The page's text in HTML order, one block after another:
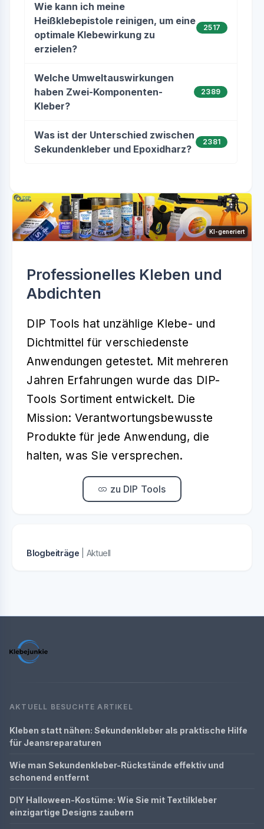
Wie kann ich meine
Heißklebepistole reinigen, um eine
optimale Klebewirkung zu
erzielen?
2517
Welche Umweltauswirkungen
haben Zwei-Komponenten-
Kleber?
2389
Was ist der Unterschied zwischen
Sekundenkleber und Epoxidharz?
2381
KI-generiert
Professionelles Kleben und
Abdichten
DIP Tools hat unzählige Klebe- und
Dichtmittel für verschiedenste
Anwendungen getestet. Mit mehreren
Jahren Erfahrungen wurde das DIP-
Tools Sortiment entwickelt. Die
Mission: Verantwortungsbewusste
Produkte für jede Anwendung, die
halten, was Sie versprechen.
zu DIP Tools
Blogbeiträge | Aktuell
AKTUELL BESUCHTE ARTIKEL
Kleben statt nähen: Sekundenkleber als praktische Hilfe
für Jeansreparaturen
Wie man Sekundenkleber-Rückstände effektiv und
schonend entfernt
DIY Halloween-Kostüme: Wie Sie mit Textilkleber
einzigartige Designs zaubern